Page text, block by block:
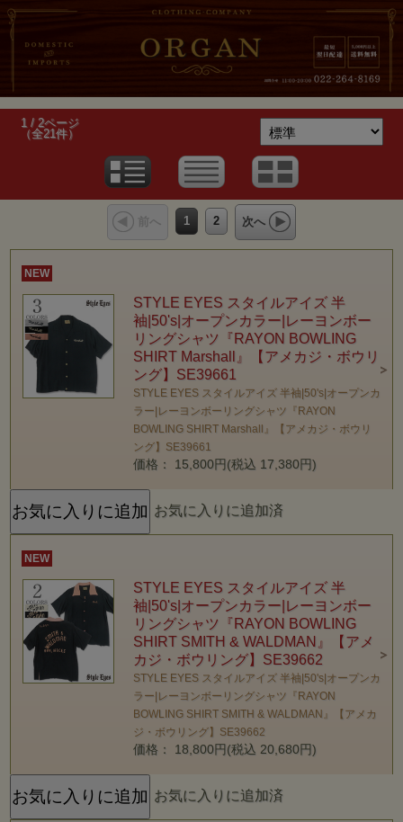
1 / 2ページ
（全21件）
前へ 1 2 次へ
NEW
STYLE EYES スタイルアイズ 半
袖|50's|オープンカラー|レーヨンボー
リングシャツ『RAYON BOWLING
SHIRT Marshall』【アメカジ・ボウリ
ング】SE39661
STYLE EYES スタイルアイズ 半袖|50's|オープンカ
ラー|レーヨンボーリングシャツ『RAYON
BOWLING SHIRT Marshall』【アメカジ・ボウリ
ング】SE39661
価格： 15,800円(税込 17,380円)
お気に入りに追加済
NEW
STYLE EYES スタイルアイズ 半
袖|50's|オープンカラー|レーヨンボー
リングシャツ『RAYON BOWLING
SHIRT SMITH & WALDMAN』【アメ
カジ・ボウリング】SE39662
STYLE EYES スタイルアイズ 半袖|50's|オープンカ
ラー|レーヨンボーリングシャツ『RAYON
BOWLING SHIRT SMITH & WALDMAN』【アメカ
ジ・ボウリング】SE39662
価格： 18,800円(税込 20,680円)
お気に入りに追加済